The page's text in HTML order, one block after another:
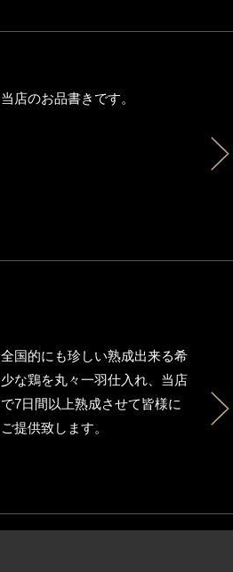
当店のお品書きです。
全国的にも珍しい熟成出来る希
少な鶏を丸々一羽仕入れ、当店
で7日間以上熟成させて皆様に
ご提供致します。